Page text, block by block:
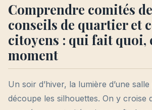
Comprendre comités
conseils de quartier et
citoyens : qui fait quoi,
moment
Un soir d’hiver, la lumière d’une
découpe les silhouettes. On y croise